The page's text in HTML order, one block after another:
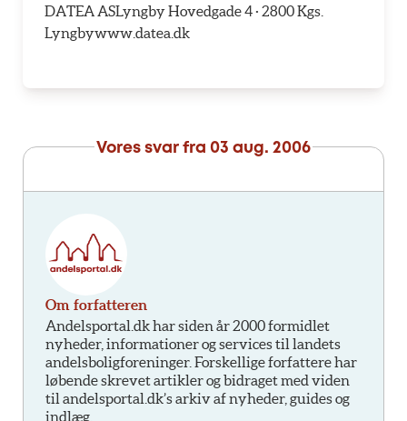
DATEA ASLyngby Hovedgade 4 · 2800 Kgs.
Lyngbywww.datea.dk
Vores svar fra 03 aug. 2006
Om forfatteren
Andelsportal.dk har siden år 2000 formidlet
nyheder, informationer og services til landets
andelsboligforeninger. Forskellige forfattere har
løbende skrevet artikler og bidraget med viden
til andelsportal.dk’s arkiv af nyheder, guides og
indlæg.